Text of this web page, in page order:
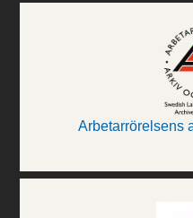
Arbetarrörelsens